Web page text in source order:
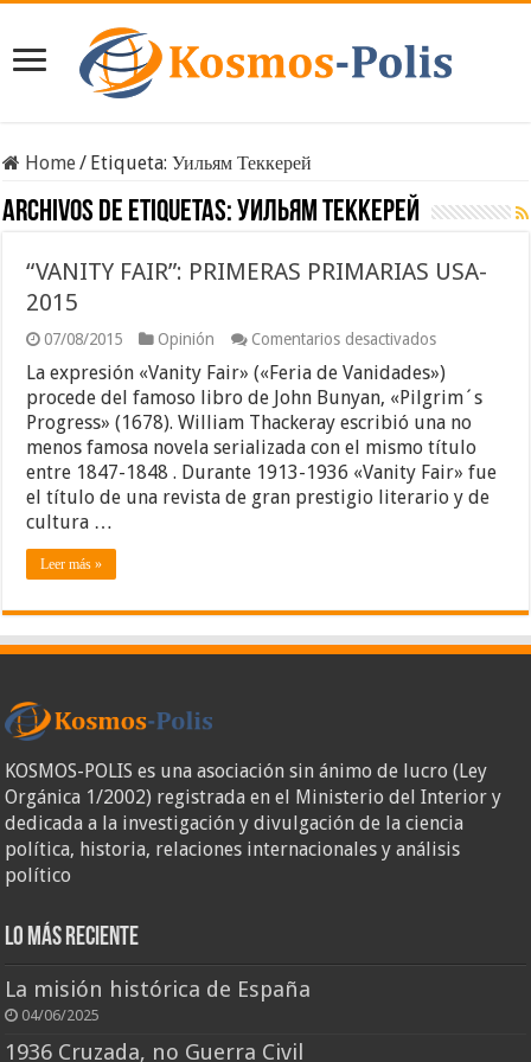
Home/ Etiqueta:Уильям Теккерей
Archivos de etiquetas: Уильям Теккерей
“VANITY FAIR”: PRIMERAS PRIMARIAS USA-
2015
07/08/2015 Opinión Comentarios desactivadosen
FAIR”:
PRIMERAS
USA-
2015
La expresión «Vanity Fair» («Feria de Vanidades»)
procede del famoso libro de John Bunyan, «Pilgrim´s
Progress» (1678). William Thackeray escribió una no
menos famosa novela serializada con el mismo título
entre 1847-1848 . Durante 1913-1936 «Vanity Fair» fue
el título de una revista de gran prestigio literario y de
cultura …
Leer más »
KOSMOS-POLIS es una asociación sin ánimo de lucro (Ley
Orgánica 1/2002) registrada en el Ministerio del Interior y
dedicada a la investigación y divulgación de la ciencia
política, historia, relaciones internacionales y análisis
político
Lo más reciente
La misión histórica de España
04/06/2025
1936 Cruzada, no Guerra Civil